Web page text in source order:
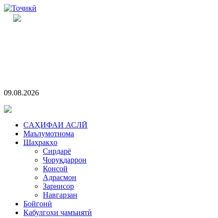
09.08.2026
CАҲИФАИ АСЛӢ
Маълумотнома
Шаҳракҳо
Сирдарё
Чоруқдаррон
Консой
Адрасмон
Зарнисор
Навгарзан
Бойгонӣ
Қабулгоҳи ҷамъиятӣ